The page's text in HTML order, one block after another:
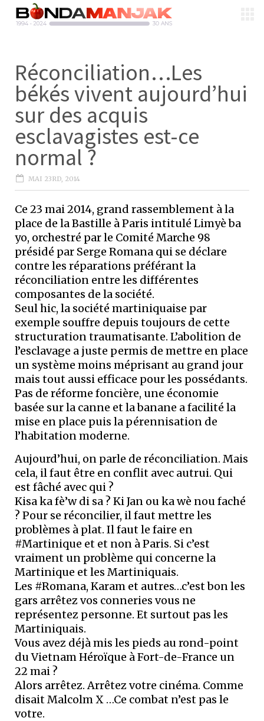
Réconciliation…Les
békés vivent aujourd’hui
sur des acquis
esclavagistes est-ce
normal ?
MAI 23RD, 2014
Ce 23 mai 2014, grand rassemblement à la
place de la Bastille à Paris intitulé Limyè ba
yo, orchestré par le Comité Marche 98
présidé par Serge Romana qui se déclare
contre les réparations préférant la
réconciliation entre les différentes
composantes de la société.
Seul hic, la société martiniquaise par
exemple souffre depuis toujours de cette
structuration traumatisante. L’abolition de
l’esclavage a juste permis de mettre en place
un système moins méprisant au grand jour
mais tout aussi efficace pour les possédants.
Pas de réforme foncière, une économie
basée sur la canne et la banane a facilité la
mise en place puis la pérennisation de
l’habitation moderne.
Aujourd’hui, on parle de réconciliation. Mais
cela, il faut être en conflit avec autrui. Qui
est fâché avec qui ?
Kisa ka fè’w di sa ? Ki Jan ou ka wè nou faché
? Pour se réconcilier, il faut mettre les
problèmes à plat. Il faut le faire en
#Martinique et et non à Paris. Si c’est
vraiment un problème qui concerne la
Martinique et les Martiniquais.
Les #Romana, Karam et autres…c’est bon les
gars arrêtez vos conneries vous ne
représentez personne. Et surtout pas les
Martiniquais.
Vous avez déjà mis les pieds au rond-point
du Vietnam Héroïque à Fort-de-France un
22 mai ?
Alors arrêtez. Arrêtez votre cinéma. Comme
disait Malcolm X …Ce combat n’est pas le
votre.